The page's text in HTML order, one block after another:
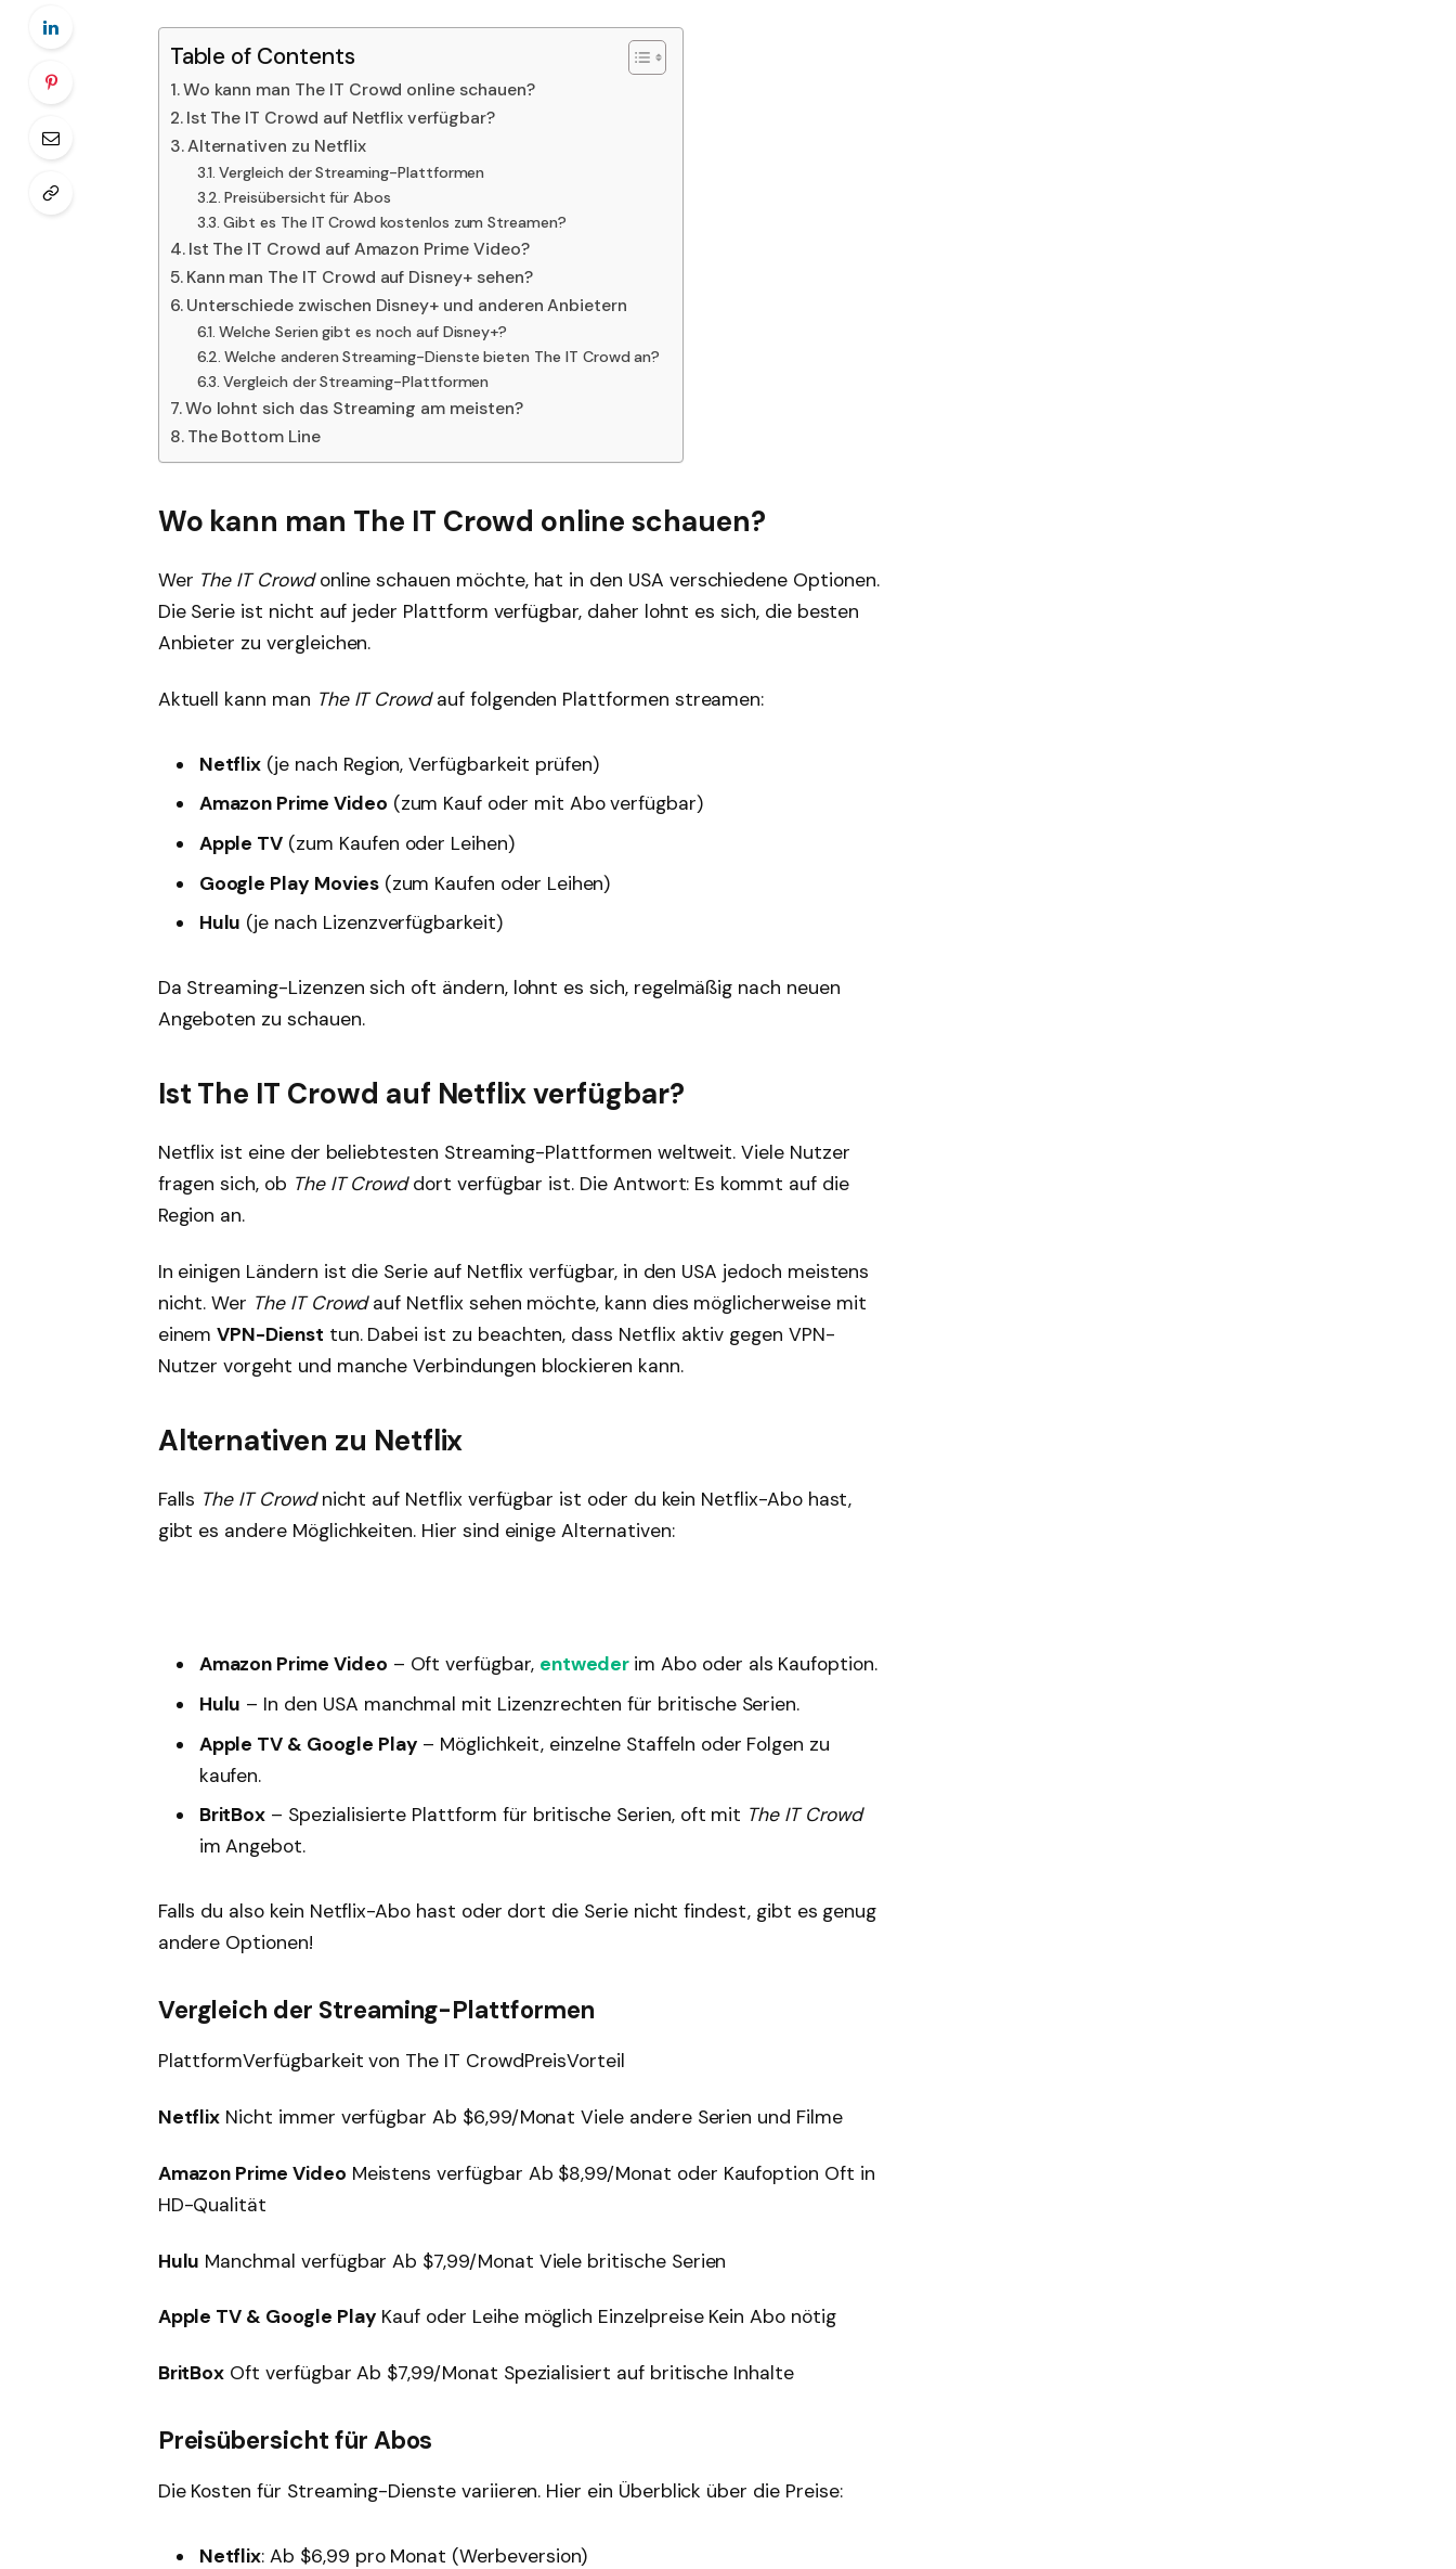
Table of Contents
Wo kann man The IT Crowd online schauen?
Ist The IT Crowd auf Netflix verfügbar?
Alternativen zu Netflix
Vergleich der Streaming-Plattformen
Preisübersicht für Abos
Gibt es The IT Crowd kostenlos zum Streamen?
Ist The IT Crowd auf Amazon Prime Video?
Kann man The IT Crowd auf Disney+ sehen?
Unterschiede zwischen Disney+ und anderen Anbietern
Welche Serien gibt es noch auf Disney+?
Welche anderen Streaming-Dienste bieten The IT Crowd an?
Vergleich der Streaming-Plattformen
Wo lohnt sich das Streaming am meisten?
The Bottom Line
Wo kann man The IT Crowd online schauen?
Wer The IT Crowdonline schauen möchte, hat in den USA verschiedene Optionen.
Die Serie ist nicht auf jeder Plattform verfügbar, daher lohnt es sich, die besten
Anbieter zu vergleichen.
Aktuell kann man The IT Crowdauf folgenden Plattformen streamen:
Netflix (je nach Region, Verfügbarkeit prüfen)
Amazon Prime Video (zum Kauf oder mit Abo verfügbar)
Apple TV (zum Kaufen oder Leihen)
Google Play Movies(zum Kaufen oder Leihen)
Hulu (je nach Lizenzverfügbarkeit)
Da Streaming-Lizenzen sich oft ändern, lohnt es sich, regelmäßig nach neuen
Angeboten zu schauen.
Ist The IT Crowd auf Netflix verfügbar?
Netflix ist eine der beliebtesten Streaming-Plattformen weltweit. Viele Nutzer
fragen sich, ob The IT Crowddort verfügbar ist. Die Antwort: Es kommt auf die
Region an.
In einigen Ländern ist die Serie auf Netflix verfügbar, in den USA jedoch meistens
nicht. Wer The IT Crowdauf Netflix sehen möchte, kann dies möglicherweise mit
einemVPN-Dienst tun. Dabei ist zu beachten, dass Netflix aktiv gegen VPN-
Nutzer vorgeht und manche Verbindungen blockieren kann.
Alternativen zu Netflix
Falls The IT Crowdnicht auf Netflix verfügbar ist oder du kein Netflix-Abo hast,
gibt es andere Möglichkeiten. Hier sind einige Alternativen:
Amazon Prime Video – Oft verfügbar, entweder im Abo oder als Kaufoption.
Hulu – In den USA manchmal mit Lizenzrechten für britische Serien.
Apple TV & Google Play – Möglichkeit, einzelne Staffeln oder Folgen zu
kaufen.
BritBox – Spezialisierte Plattform für britische Serien, oft mit The IT Crowd
im Angebot.
Falls du also kein Netflix-Abo hast oder dort die Serie nicht findest, gibt es genug
andere Optionen!
Vergleich der Streaming-Plattformen
PlattformVerfügbarkeit von The IT CrowdPreisVorteil
Netflix Nicht immer verfügbar Ab $6,99/Monat Viele andere Serien und Filme
Amazon Prime Video Meistens verfügbar Ab $8,99/Monat oder Kaufoption Oft in
HD-Qualität
Hulu Manchmal verfügbar Ab $7,99/Monat Viele britische Serien
Apple TV & Google Play Kauf oder Leihe möglich Einzelpreise Kein Abo nötig
BritBox Oft verfügbar Ab $7,99/Monat Spezialisiert auf britische Inhalte
Preisübersicht für Abos
Die Kosten für Streaming-Dienste variieren. Hier ein Überblick über die Preise:
Netflix: Ab $6,99 pro Monat (Werbeversion)